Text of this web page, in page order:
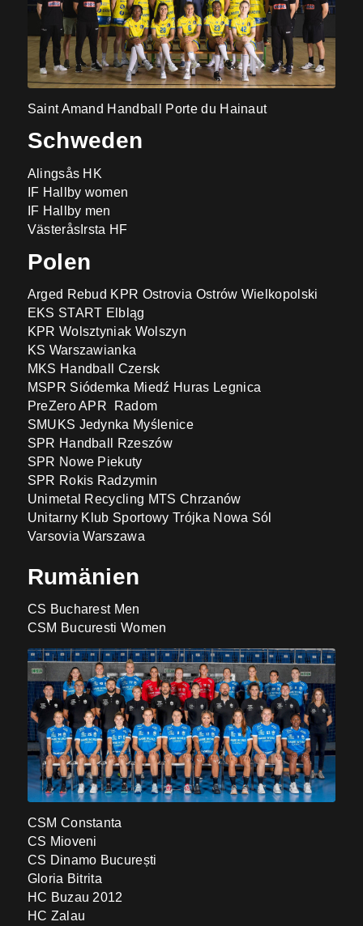
Saint Amand Handball Porte du Hainaut
Schweden
Alingsås HK
IF Hallby women
IF Hallby men
VästeråsIrsta HF
Polen
Arged Rebud KPR Ostrovia Ostrów Wielkopolski
EKS START Elbląg
KPR Wolsztyniak Wolszyn
KS Warszawianka
MKS Handball Czersk
MSPR Siódemka Miedź Huras Legnica
PreZero APR Radom
SMUKS Jedynka Myślenice
SPR Handball Rzeszów
SPR Nowe Piekuty
SPR Rokis Radzymin
Unimetal Recycling MTS Chrzanów
Unitarny Klub Sportowy Trójka Nowa Sól
Varsovia Warszawa
Rumänien
CS Bucharest Men
CSM Bucuresti Women
CSM Constanta
CS Mioveni
CS Dinamo București
Gloria Bitrita
HC Buzau 2012
HC Zalau